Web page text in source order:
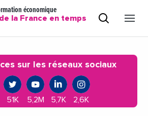
économique
la France en temps
sur les réseaux sociaux
51K 5,2M 5,7K 2,6K